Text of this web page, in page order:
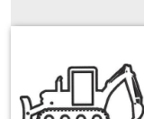
Sur demande